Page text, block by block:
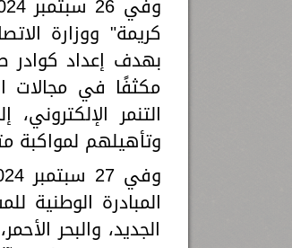
كريمة" ووزارة
بهدف إعداد كوادر
مكثفًا في مجالات
التنمر
وتأهيلهم لمواكبة
المبادرة الوطنية
الجديد، والبحر